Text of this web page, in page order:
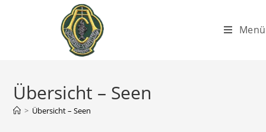
Menü
Übersicht – Seen
> Übersicht – Seen